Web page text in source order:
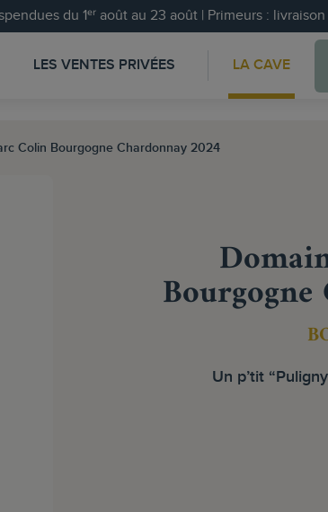
du 1ᵉʳ août au 23 août | Primeurs :
LES VENTES PRIVÉES LA CAVE
Colin Bourgogne Chardonnay 2024
Un p’tit